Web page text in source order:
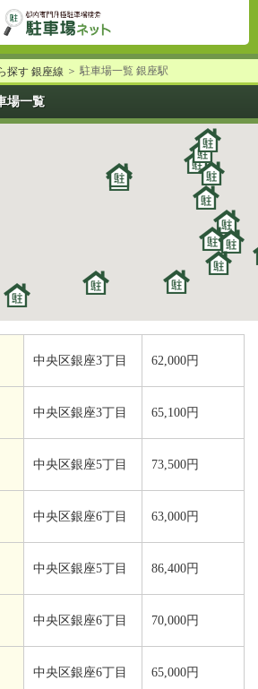
探す 銀座線 駐車場一覧 銀座駅
場一覧
中央区銀座3丁目 62,000円
中央区銀座3丁目 65,100円
中央区銀座5丁目 73,500円
中央区銀座6丁目 63,000円
中央区銀座5丁目 86,400円
中央区銀座6丁目 70,000円
中央区銀座6丁目 65,000円